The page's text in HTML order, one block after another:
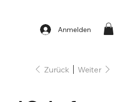
Anmelden
Zurück Weiter